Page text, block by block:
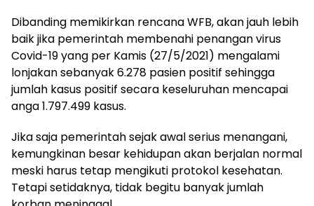
Dibanding memikirkan rencana WFB, akan jauh lebih
baik jika pemerintah membenahi penangan virus
Covid-19 yang per Kamis (27/5/2021) mengalami
lonjakan sebanyak 6.278 pasien positif sehingga
jumlah kasus positif secara keseluruhan mencapai
anga 1.797.499 kasus.
Jika saja pemerintah sejak awal serius menangani,
kemungkinan besar kehidupan akan berjalan normal
meski harus tetap mengikuti protokol kesehatan.
Tetapi setidaknya, tidak begitu banyak jumlah